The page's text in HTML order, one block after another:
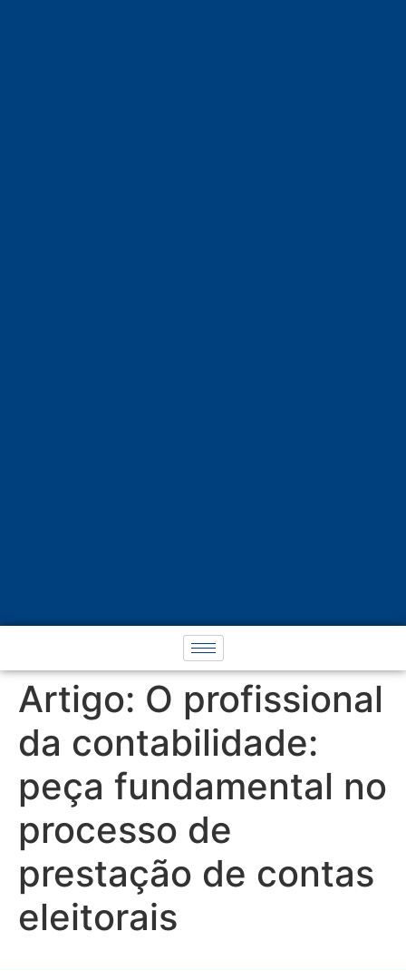
Artigo: O profissional
da contabilidade:
peça fundamental no
processo de
prestação de contas
eleitorais